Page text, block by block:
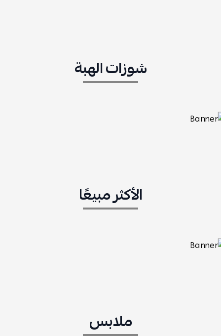
شوزات الهبة
الأكثر مبيعًا
ملابس